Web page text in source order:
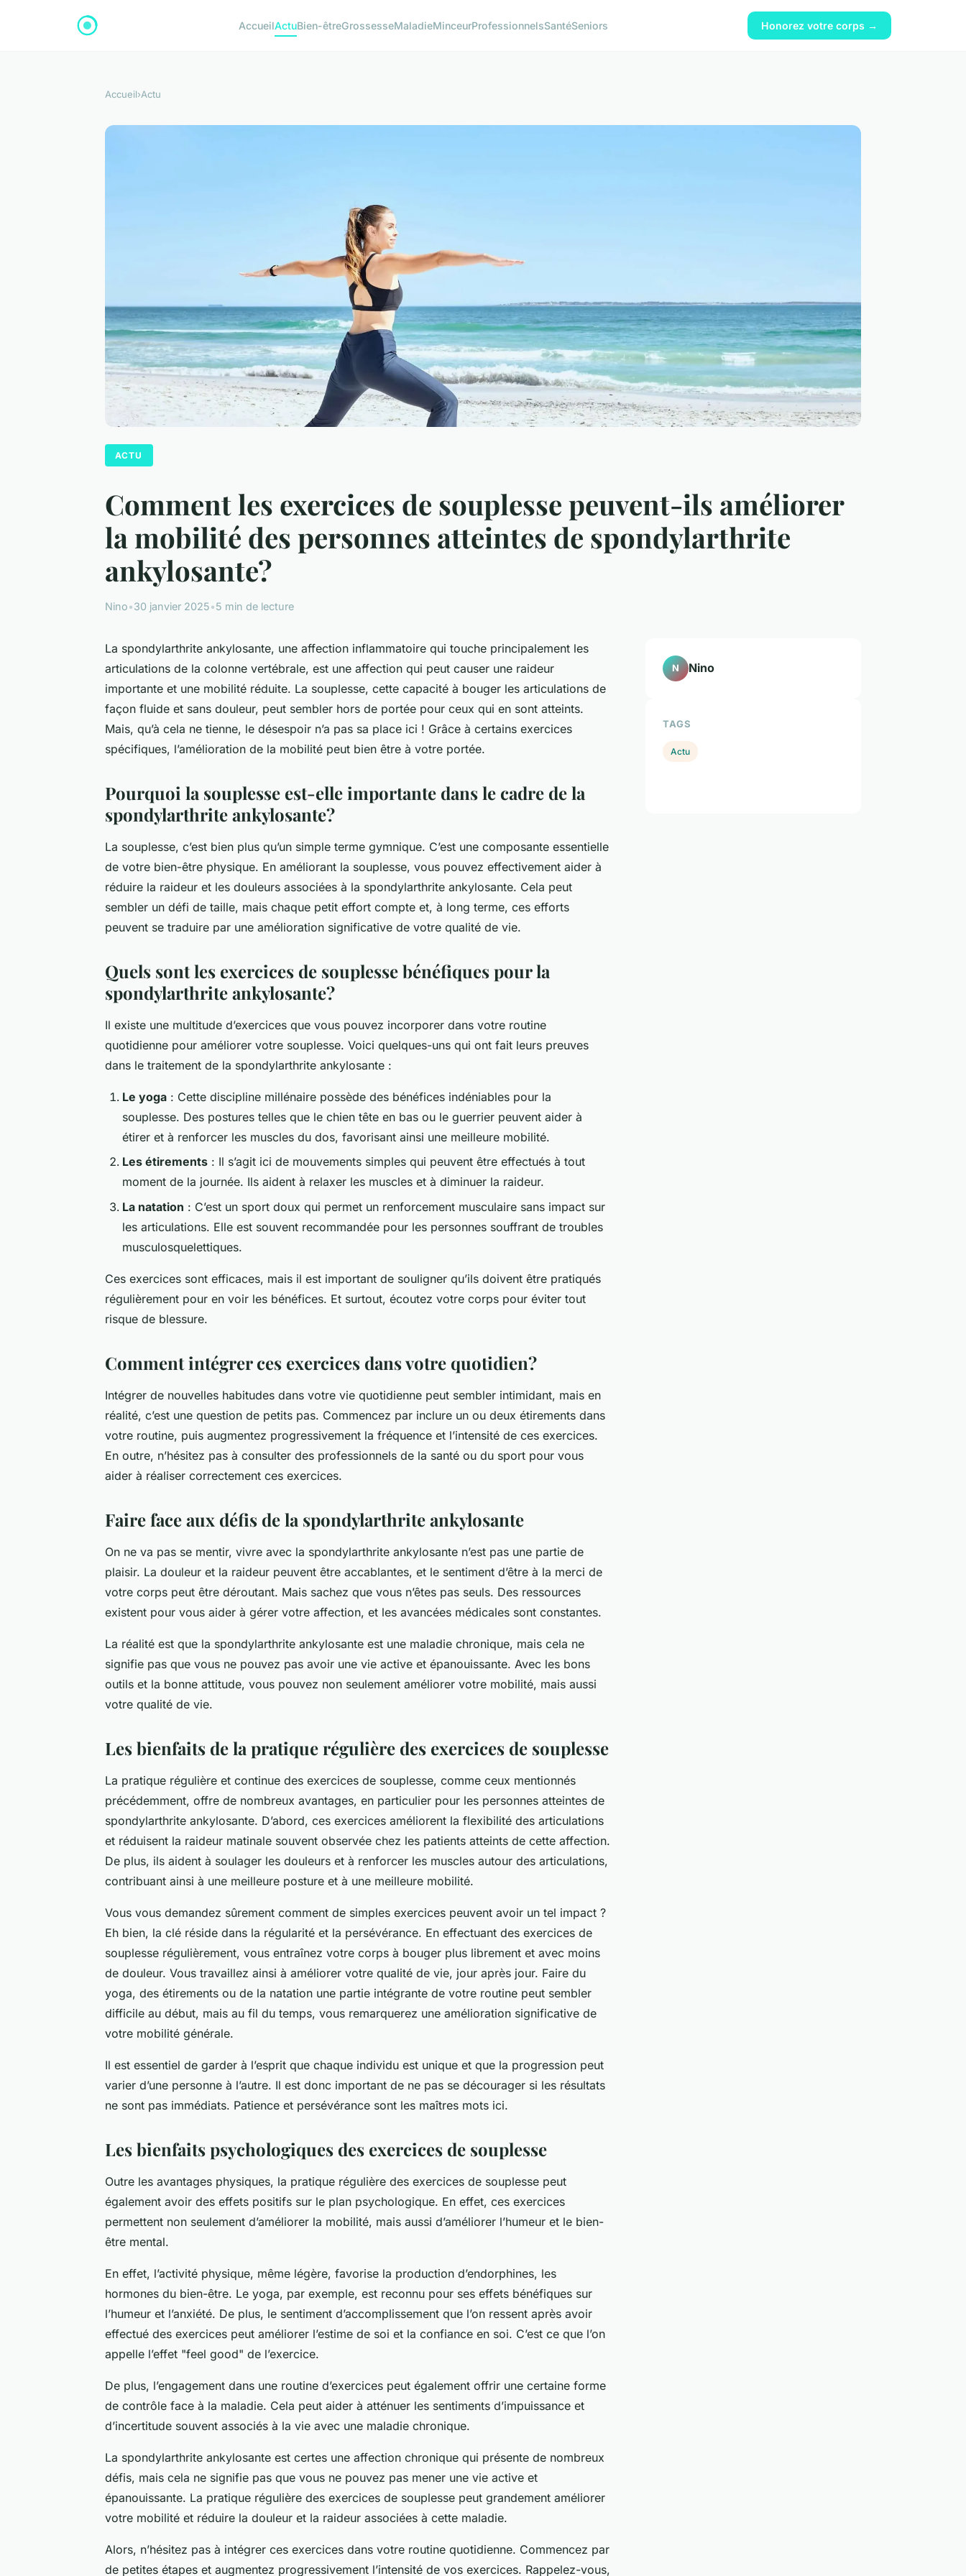
AccueilActuBien-êtreGrossesseMaladieMinceurProfessionnelsSantéSeniors Honorez votre corps →
Accueil›Actu
ACTU
Comment les exercices de souplesse peuvent-ils améliorer
la mobilité des personnes atteintes de spondylarthrite
ankylosante?
Nino•30 janvier 2025•5 min de lecture
La spondylarthrite ankylosante, une affection inflammatoire qui touche principalement les
articulations de la colonne vertébrale, est une affection qui peut causer une raideur
importante et une mobilité réduite. La souplesse, cette capacité à bouger les articulations de
façon fluide et sans douleur, peut sembler hors de portée pour ceux qui en sont atteints.
Mais, qu’à cela ne tienne, le désespoir n’a pas sa place ici ! Grâce à certains exercices
spécifiques, l’amélioration de la mobilité peut bien être à votre portée.
Pourquoi la souplesse est-elle importante dans le cadre de la
spondylarthrite ankylosante?
La souplesse, c’est bien plus qu’un simple terme gymnique. C’est une composante essentielle
de votre bien-être physique. En améliorant la souplesse, vous pouvez effectivement aider à
réduire la raideur et les douleurs associées à la spondylarthrite ankylosante. Cela peut
sembler un défi de taille, mais chaque petit effort compte et, à long terme, ces efforts
peuvent se traduire par une amélioration significative de votre qualité de vie.
Quels sont les exercices de souplesse bénéfiques pour la
spondylarthrite ankylosante?
Il existe une multitude d’exercices que vous pouvez incorporer dans votre routine
quotidienne pour améliorer votre souplesse. Voici quelques-uns qui ont fait leurs preuves
dans le traitement de la spondylarthrite ankylosante :
Le yoga : Cette discipline millénaire possède des bénéfices indéniables pour la
souplesse. Des postures telles que le chien tête en bas ou le guerrier peuvent aider à
étirer et à renforcer les muscles du dos, favorisant ainsi une meilleure mobilité.
Les étirements : Il s’agit ici de mouvements simples qui peuvent être effectués à tout
moment de la journée. Ils aident à relaxer les muscles et à diminuer la raideur.
La natation : C’est un sport doux qui permet un renforcement musculaire sans impact sur
les articulations. Elle est souvent recommandée pour les personnes souffrant de troubles
musculosquelettiques.
Ces exercices sont efficaces, mais il est important de souligner qu’ils doivent être pratiqués
régulièrement pour en voir les bénéfices. Et surtout, écoutez votre corps pour éviter tout
risque de blessure.
Comment intégrer ces exercices dans votre quotidien?
Intégrer de nouvelles habitudes dans votre vie quotidienne peut sembler intimidant, mais en
réalité, c’est une question de petits pas. Commencez par inclure un ou deux étirements dans
votre routine, puis augmentez progressivement la fréquence et l’intensité de ces exercices.
En outre, n’hésitez pas à consulter des professionnels de la santé ou du sport pour vous
aider à réaliser correctement ces exercices.
Faire face aux défis de la spondylarthrite ankylosante
On ne va pas se mentir, vivre avec la spondylarthrite ankylosante n’est pas une partie de
plaisir. La douleur et la raideur peuvent être accablantes, et le sentiment d’être à la merci de
votre corps peut être déroutant. Mais sachez que vous n’êtes pas seuls. Des ressources
existent pour vous aider à gérer votre affection, et les avancées médicales sont constantes.
La réalité est que la spondylarthrite ankylosante est une maladie chronique, mais cela ne
signifie pas que vous ne pouvez pas avoir une vie active et épanouissante. Avec les bons
outils et la bonne attitude, vous pouvez non seulement améliorer votre mobilité, mais aussi
votre qualité de vie.
Les bienfaits de la pratique régulière des exercices de souplesse
La pratique régulière et continue des exercices de souplesse, comme ceux mentionnés
précédemment, offre de nombreux avantages, en particulier pour les personnes atteintes de
spondylarthrite ankylosante. D’abord, ces exercices améliorent la flexibilité des articulations
et réduisent la raideur matinale souvent observée chez les patients atteints de cette affection.
De plus, ils aident à soulager les douleurs et à renforcer les muscles autour des articulations,
contribuant ainsi à une meilleure posture et à une meilleure mobilité.
Vous vous demandez sûrement comment de simples exercices peuvent avoir un tel impact ?
Eh bien, la clé réside dans la régularité et la persévérance. En effectuant des exercices de
souplesse régulièrement, vous entraînez votre corps à bouger plus librement et avec moins
de douleur. Vous travaillez ainsi à améliorer votre qualité de vie, jour après jour. Faire du
yoga, des étirements ou de la natation une partie intégrante de votre routine peut sembler
difficile au début, mais au fil du temps, vous remarquerez une amélioration significative de
votre mobilité générale.
Il est essentiel de garder à l’esprit que chaque individu est unique et que la progression peut
varier d’une personne à l’autre. Il est donc important de ne pas se décourager si les résultats
ne sont pas immédiats. Patience et persévérance sont les maîtres mots ici.
Les bienfaits psychologiques des exercices de souplesse
Outre les avantages physiques, la pratique régulière des exercices de souplesse peut
également avoir des effets positifs sur le plan psychologique. En effet, ces exercices
permettent non seulement d’améliorer la mobilité, mais aussi d’améliorer l’humeur et le bien-
être mental.
En effet, l’activité physique, même légère, favorise la production d’endorphines, les
hormones du bien-être. Le yoga, par exemple, est reconnu pour ses effets bénéfiques sur
l’humeur et l’anxiété. De plus, le sentiment d’accomplissement que l’on ressent après avoir
effectué des exercices peut améliorer l’estime de soi et la confiance en soi. C’est ce que l’on
appelle l’effet "feel good" de l’exercice.
De plus, l’engagement dans une routine d’exercices peut également offrir une certaine forme
de contrôle face à la maladie. Cela peut aider à atténuer les sentiments d’impuissance et
d’incertitude souvent associés à la vie avec une maladie chronique.
La spondylarthrite ankylosante est certes une affection chronique qui présente de nombreux
défis, mais cela ne signifie pas que vous ne pouvez pas mener une vie active et
épanouissante. La pratique régulière des exercices de souplesse peut grandement améliorer
votre mobilité et réduire la douleur et la raideur associées à cette maladie.
Alors, n’hésitez pas à intégrer ces exercices dans votre routine quotidienne. Commencez par
de petites étapes et augmentez progressivement l’intensité de vos exercices. Rappelez-vous,
N Nino
TAGS
Actu